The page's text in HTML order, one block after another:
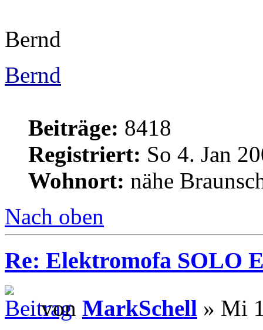
Bernd
Bernd
Beiträge: 8418
Registriert: So 4. Jan
Wohnort: nähe
Nach oben
Re: Elektromofa SOLO
von MarkSchell » Mi